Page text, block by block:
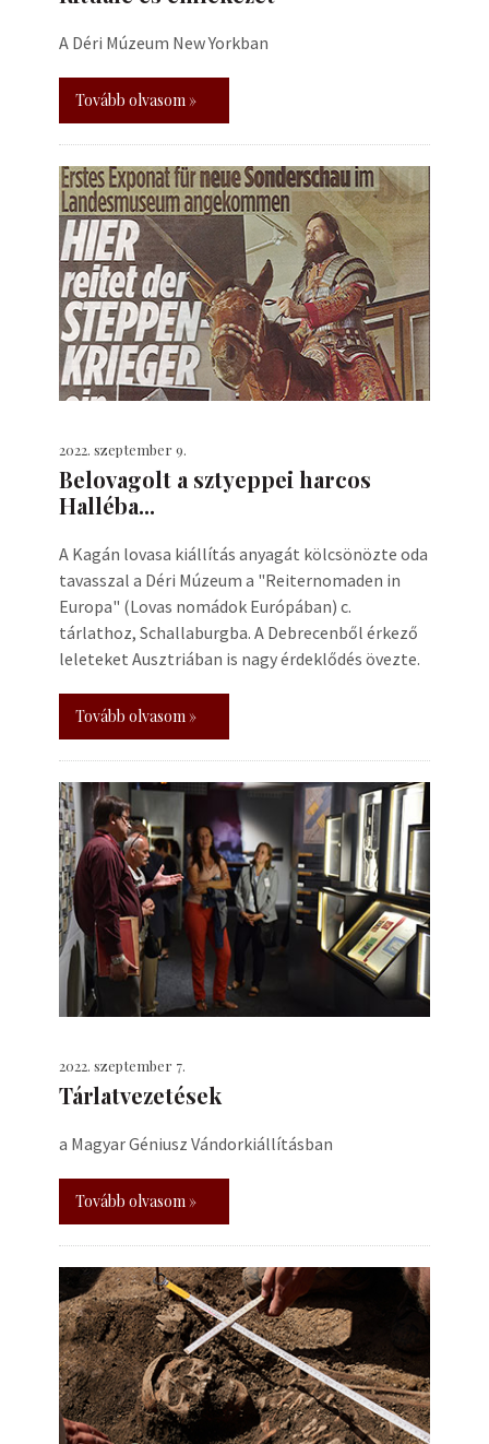
A Déri Múzeum New Yorkban
Tovább olvasom »
2022. szeptember 9.
Belovagolt a sztyeppei harcos
Halléba...
A Kagán lovasa kiállítás anyagát kölcsönözte oda
tavasszal a Déri Múzeum a "Reiternomaden in
Europa" (Lovas nomádok Európában) c.
tárlathoz, Schallaburgba. A Debrecenből érkező
leleteket Ausztriában is nagy érdeklődés övezte.
Tovább olvasom »
2022. szeptember 7.
Tárlatvezetések
a Magyar Géniusz Vándorkiállításban
Tovább olvasom »